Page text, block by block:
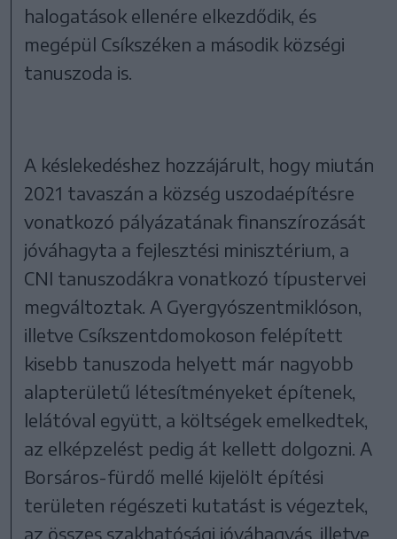
halogatások ellenére elkezdődik, és
megépül Csíkszéken a második községi
tanuszoda is.
A késlekedéshez hozzájárult, hogy miután
2021 tavaszán a község uszodaépítésre
vonatkozó pályázatának finanszírozását
jóváhagyta a fejlesztési minisztérium, a
CNI tanuszodákra vonatkozó típustervei
megváltoztak. A Gyergyószentmiklóson,
illetve Csíkszentdomokoson felépített
kisebb tanuszoda helyett már nagyobb
alapterületű létesítményeket építenek,
lelátóval együtt, a költségek emelkedtek,
az elképzelést pedig át kellett dolgozni. A
Borsáros-fürdő mellé kijelölt építési
területen régészeti kutatást is végeztek,
az összes szakhatósági jóváhagyás, illetve